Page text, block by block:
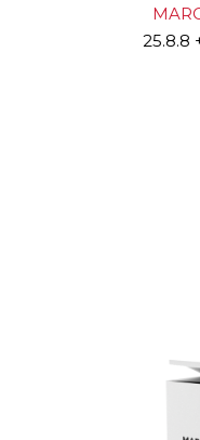
25.8.8